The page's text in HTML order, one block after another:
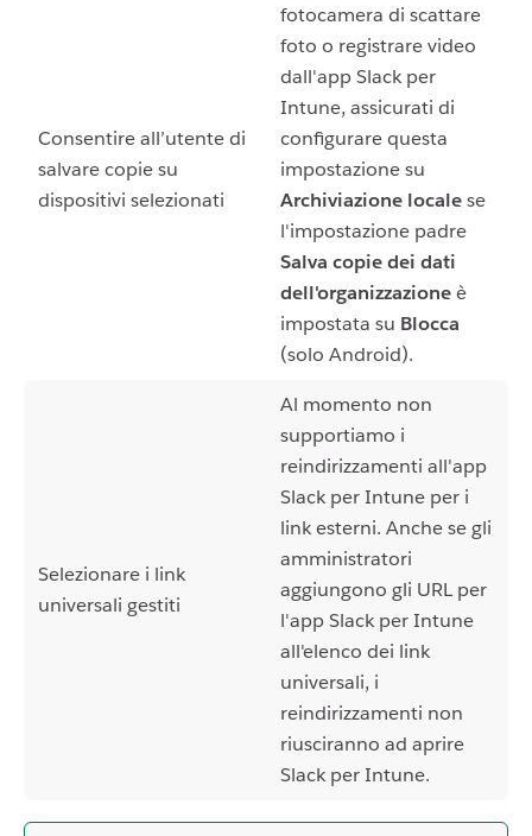
Consentire all’utente di
salvare copie su
dispositivi selezionati
fotocamera di scattare
foto o registrare video
dall'app Slack per
Intune, assicurati di
configurare questa
impostazione su
Archiviazione localese
l'impostazione padre
Salva copie dei dati
dell'organizzazioneè
impostata su Blocca
(solo Android).
Selezionare i link
universali gestiti
Al momento non
supportiamo i
reindirizzamenti all'app
Slack per Intune per i
link esterni. Anche se gli
amministratori
aggiungono gli URL per
l'app Slack per Intune
all'elenco dei link
universali, i
reindirizzamenti non
riusciranno ad aprire
Slack per Intune.